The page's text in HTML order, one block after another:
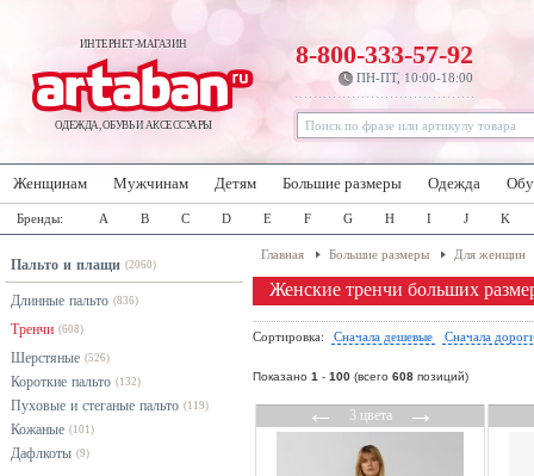
ИНТЕРНЕТ-МАГАЗИН
ОДЕЖДА, ОБУВЬ И АКСЕССУАРЫ
8-800-333-57-92
ПН-ПТ, 10:00-18:00
Женщинам Мужчинам Детям Большие размеры Одежда
Бренды: A B C D E F G H I J K
Пальто и плащи (2060)
Длинные пальто (836)
Тренчи (608)
Шерстяные (526)
Короткие пальто (132)
Пуховые и стеганые пальто (119)
Кожаные (101)
Дафлкоты (9)
Главная Большие размеры Для женщин
Женские тренчи больших
Сортировка: Сначала дешевые Сначала
Показано 1 - 100 (всего 608 позиций)
←3 цвета→